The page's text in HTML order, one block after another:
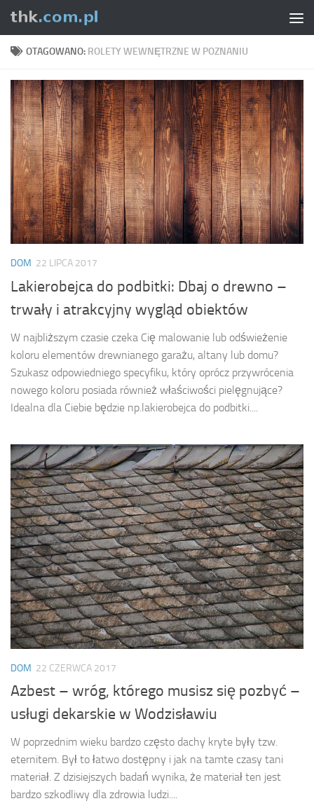
Skip to content
OTAGOWANO: ROLETY WEWNĘTRZNE W POZNANIU
DOM 22 LIPCA 2017
Lakierobejca do podbitki: Dbaj o drewno –
trwały i atrakcyjny wygląd obiektów
W najbliższym czasie czeka Cię malowanie lub odświeżenie
koloru elementów drewnianego garażu, altany lub domu?
Szukasz odpowiedniego specyfiku, który oprócz przywrócenia
nowego koloru posiada również właściwości pielęgnujące?
Idealna dla Ciebie będzie np.lakierobejca do podbitki....
DOM 22 CZERWCA 2017
Azbest – wróg, którego musisz się pozbyć –
usługi dekarskie w Wodzisławiu
W poprzednim wieku bardzo często dachy kryte były tzw.
eternitem. Był to łatwo dostępny i jak na tamte czasy tani
materiał. Z dzisiejszych badań wynika, że materiał ten jest
bardzo szkodliwy dla zdrowia ludzi....